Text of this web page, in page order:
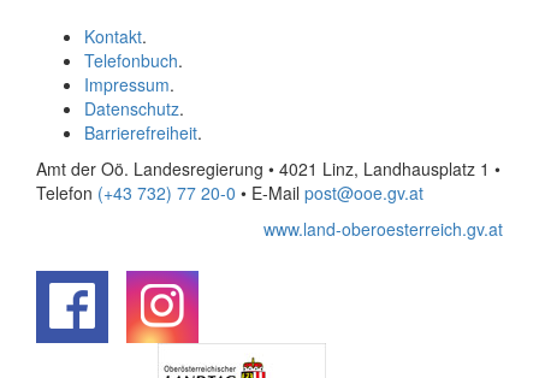
Kontakt.
Telefonbuch.
Impressum.
Datenschutz.
Barrierefreiheit.
Amt der Oö. Landesregierung • 4021 Linz, Landhausplatz 1 •
Telefon (+43 732) 77 20-0 • E-Mail post@ooe.gv.at
www.land-oberoesterreich.gv.at